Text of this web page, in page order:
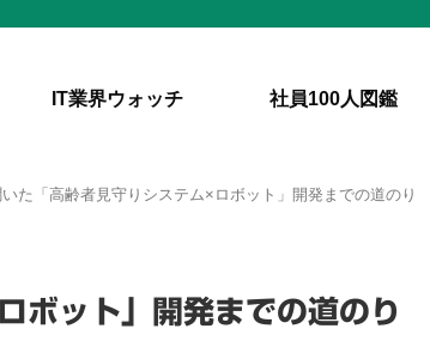
IT業界ウォッチ 社員100人図鑑
た「高齢者見守りシステム×ロボット」開発までの道のり
ボット」開発までの道のり